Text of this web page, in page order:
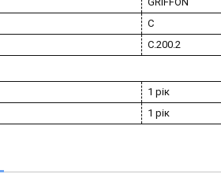
C
C.200.2
1 рік
1 рік